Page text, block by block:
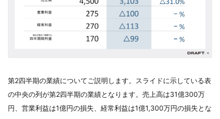
第2四半期の業績についてご説明します。スライドに示している表
の中央の列が第2四半期の業績となります。売上高は31億300万
円、営業利益は1億円の損失、経常利益は1億1,300万円の損失とな